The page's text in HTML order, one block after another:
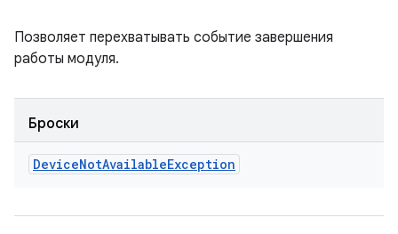
Позволяет перехватывать событие завершения
работы модуля.
Броски
DeviceNotAvailableException